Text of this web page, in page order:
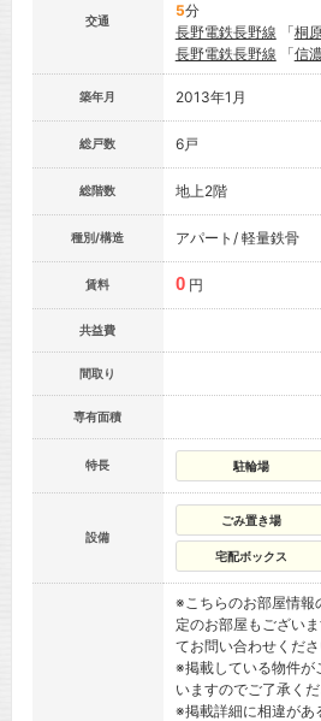
交通
5分
長野電鉄長野線 「桐
長野電鉄長野線 「信
築年月 2013年1月
総戸数 6戸
総階数 地上2階
種別/構造 アパート/ 軽量鉄骨
賃料 0 円
共益費
間取り
専有面積
特長 駐輪場
設備
ごみ置き場
宅配ボックス
※こちらのお部屋情報
定のお部屋もござい
てお問い合わせくださ
※掲載している物件が
いますのでご了承くだ
※掲載詳細に相違があ